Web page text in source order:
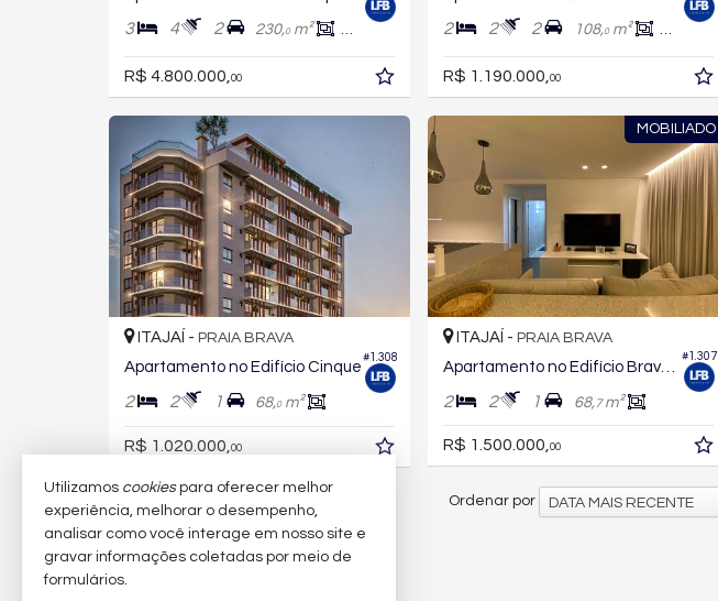
3 4 2 230,0m² 145,
R$ 4.800.000,00
2 2 2 108,0m² 68,
R$ 1.190.000,00
#1.308
ITAJAÍ - PRAIA BRAVA
Apartamento no Edifício Cinque
2 2 1 68,0m²
R$ 1.020.000,00
MOBILIADO
#1.307
ITAJAÍ - PRAIA BRAVA
Apartamento no Edifício Brava Hill
2 2 1 68,7m²
R$ 1.500.000,00
240 imóveis encontrados Ordenar por DATA MAIS RECENTE
(nenhuma avaliação)
Utilizamos cookiespara oferecer melhor
experiência, melhorar o desempenho,
analisar como você interage em nosso site e
gravar informações coletadas por meio de
formulários.